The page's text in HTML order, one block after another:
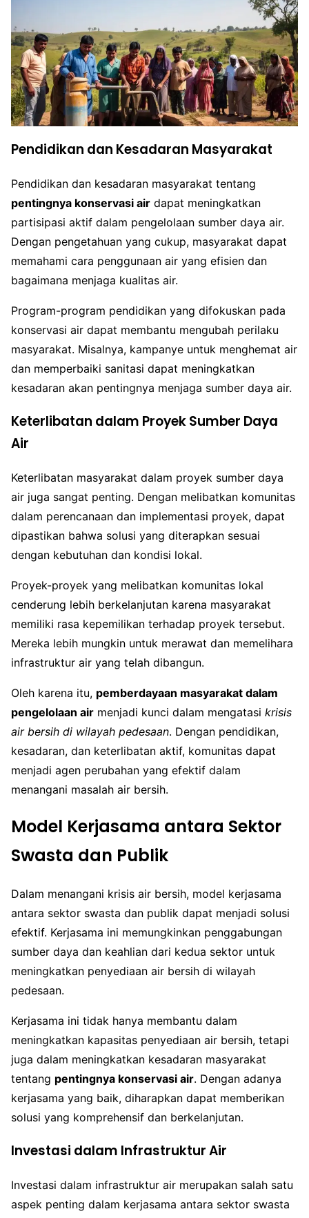
Pendidikan dan Kesadaran Masyarakat
Pendidikan dan kesadaran masyarakat tentang
pentingnya konservasi air dapat meningkatkan
partisipasi aktif dalam pengelolaan sumber daya air.
Dengan pengetahuan yang cukup, masyarakat dapat
memahami cara penggunaan air yang efisien dan
bagaimana menjaga kualitas air.
Program-program pendidikan yang difokuskan pada
konservasi air dapat membantu mengubah perilaku
masyarakat. Misalnya, kampanye untuk menghemat air
dan memperbaiki sanitasi dapat meningkatkan
kesadaran akan pentingnya menjaga sumber daya air.
Keterlibatan dalam Proyek Sumber Daya
Air
Keterlibatan masyarakat dalam proyek sumber daya
air juga sangat penting. Dengan melibatkan komunitas
dalam perencanaan dan implementasi proyek, dapat
dipastikan bahwa solusi yang diterapkan sesuai
dengan kebutuhan dan kondisi lokal.
Proyek-proyek yang melibatkan komunitas lokal
cenderung lebih berkelanjutan karena masyarakat
memiliki rasa kepemilikan terhadap proyek tersebut.
Mereka lebih mungkin untuk merawat dan memelihara
infrastruktur air yang telah dibangun.
Oleh karena itu, pemberdayaan masyarakat dalam
pengelolaan air menjadi kunci dalam mengatasi krisis
air bersih di wilayah pedesaan. Dengan pendidikan,
kesadaran, dan keterlibatan aktif, komunitas dapat
menjadi agen perubahan yang efektif dalam
menangani masalah air bersih.
Model Kerjasama antara Sektor
Swasta dan Publik
Dalam menangani krisis air bersih, model kerjasama
antara sektor swasta dan publik dapat menjadi solusi
efektif. Kerjasama ini memungkinkan penggabungan
sumber daya dan keahlian dari kedua sektor untuk
meningkatkan penyediaan air bersih di wilayah
pedesaan.
Kerjasama ini tidak hanya membantu dalam
meningkatkan kapasitas penyediaan air bersih, tetapi
juga dalam meningkatkan kesadaran masyarakat
tentang pentingnya konservasi air. Dengan adanya
kerjasama yang baik, diharapkan dapat memberikan
solusi yang komprehensif dan berkelanjutan.
Investasi dalam Infrastruktur Air
Investasi dalam infrastruktur air merupakan salah satu
aspek penting dalam kerjasama antara sektor swasta